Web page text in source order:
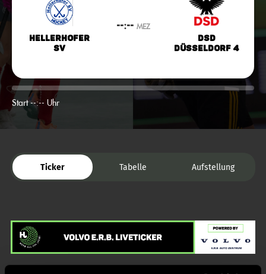
Hellerhofer
SV
--:-- MEZ
DSD
Düsseldorf 4
Start --:-- Uhr
Ticker Tabelle Aufstellung